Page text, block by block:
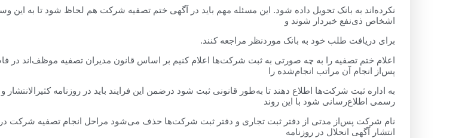
نکرده‌اند به بانک تحویل داده شود. این مسئله مهم باید در آگهی ختم تصفیه شرکت هم لحاظ شود تا به این
اشخاص ذی‌نفع خبردار شوند و
برای دریافت طلب خود به بانک موردنظر مراجعه کنند.
پس‌از انجام آن مراتب انجام‌شده را
به اداره ثبت شرکت‌ها اطلاع دهند تا به‌طور قانونی ثبت شود درضمن این فرایند باید در روزنامه کثیرالانتشار و
رسمی اطلاع‌رسانی شود با این روند
نام شرکت پس‌از مدتی از دفتر ثبت تجاری و دفتر ثبت شرکت‌ها حذف می‌شود مراحل انجام تصفیه شرکت
انتشار آگهی انحلال در روزنامه